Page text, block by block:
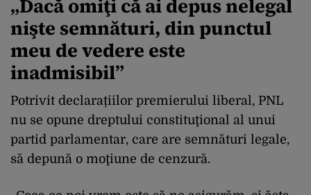
„Dacă omiţi că ai depus nelegal
nişte semnături, din punctul
meu de vedere este
inadmisibil”
Potrivit declarațiilor premierului liberal, PNL
nu se opune dreptului constituţional al unui
partid parlamentar, care are semnături legale,
să depună o moţiune de cenzură.